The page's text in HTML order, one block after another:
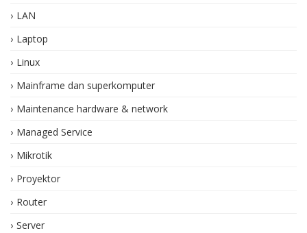
LAN
Laptop
Linux
Mainframe dan superkomputer
Maintenance hardware & network
Managed Service
Mikrotik
Proyektor
Router
Server